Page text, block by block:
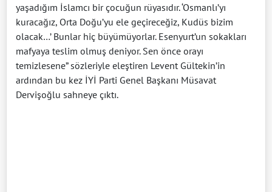
yaşadığım İslamcı bir çocuğun rüyasıdır. ‘Osmanlı’yı
kuracağız, Orta Doğu’yu ele geçireceğiz, Kudüs bizim
olacak…’ Bunlar hiç büyümüyorlar. Esenyurt’un sokakları
mafyaya teslim olmuş deniyor. Sen önce orayı
temizlesene” sözleriyle eleştiren Levent Gültekin’in
ardından bu kez İYİ Parti Genel Başkanı Müsavat
Dervişoğlu sahneye çıktı.